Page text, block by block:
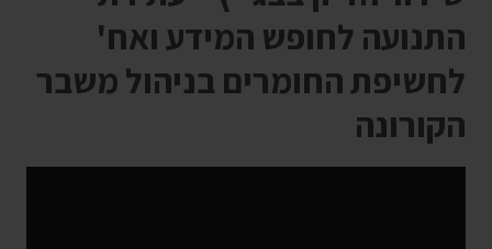
התנועה לחופש המידע ואח'
לחשיפת החומרים בניהול משבר
הקורונה